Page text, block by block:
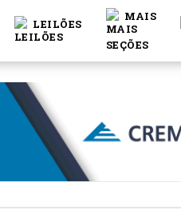
LEILÕES
MAIS